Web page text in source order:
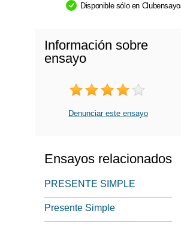
Disponible sólo en
Información sobre
ensayo
Denunciar este ensayo
Ensayos relacionados
PRESENTE SIMPLE
Presente Simple